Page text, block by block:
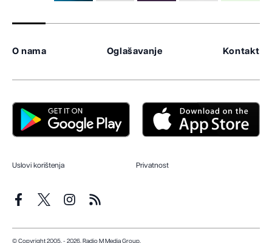
O nama Oglašavanje Kontakt
Uslovi korištenja Privatnost
© Copyright 2005. - 2026. Radio M Media Group.